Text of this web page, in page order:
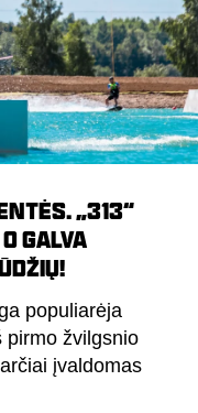
„313“
GALVA
populiarėja
pirmo žvilgsnio
įvaldomas